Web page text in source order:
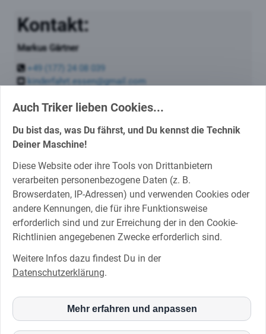
Kontakt:
Markus Gärtner
+49 (177) 24 08 039
kinderfahrt.essen@gmail.com
Facebook:
Kinderfahrt 2025
Kinderfahrt 2024
Kinderfahrt 2023
Kinderfahrt 2022
Datenschutzeinstellungen
Auch Triker lieben Cookies...
Du bist das, was Du fährst, und Du kennst die Technik
Deiner Maschine!
Diese Website oder ihre Tools von Drittanbietern
verarbeiten personenbezogene Daten (z. B.
Browserdaten, IP-Adressen) und verwenden Cookies oder
andere Kennungen, die für ihre Funktionsweise
erforderlich sind und zur Erreichung der in den Cookie-
Richtlinien angegebenen Zwecke erforderlich sind.
Weitere Infos dazu findest Du in der
Datenschutzerklärung.
inCMS
Mehr erfahren und anpassen